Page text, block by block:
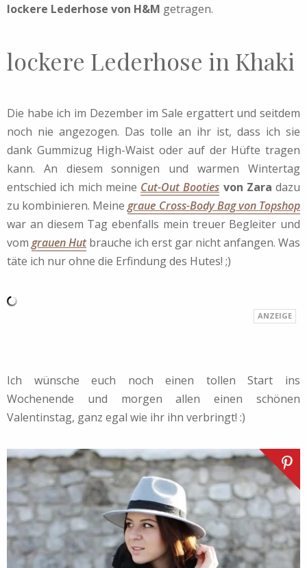
lockere Lederhose von H&M getragen.
lockere Lederhose in Khaki
Die habe ich im Dezember im Sale ergattert und seitdem
noch nie angezogen. Das tolle an ihr ist, dass ich sie
dank Gummizug High-Waist oder auf der Hüfte tragen
kann. An diesem sonnigen und warmen Wintertag
entschied ich mich meine Cut-Out Booties von Zara dazu
zu kombinieren. Meinegraue Cross-Body Bag von Topshop
war an diesem Tag ebenfalls mein treuer Begleiter und
vom grauen Hutbrauche ich erst gar nicht anfangen. Was
täte ich nur ohne die Erfindung des Hutes! ;)
Ich wünsche euch noch einen tollen Start ins
Wochenende und morgen allen einen schönen
Valentinstag, ganz egal wie ihr ihn verbringt! :)